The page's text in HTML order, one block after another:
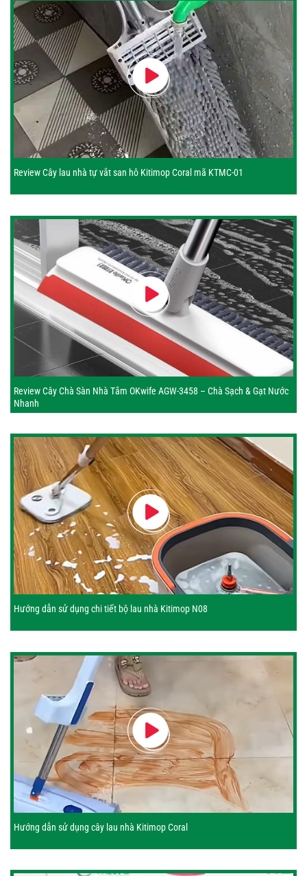
Review Cây lau nhà tự vắt san hô Kitimop Coral mã KTMC-01
Review Cây Chà Sàn Nhà Tắm OKwife AGW-3458 – Chà Sạch & Gạt Nước
Nhanh
Hướng dẫn sử dụng chi tiết bộ lau nhà Kitimop N08
Hướng dẫn sử dụng cây lau nhà Kitimop Coral